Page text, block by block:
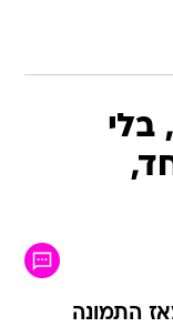
בלי
התמונה